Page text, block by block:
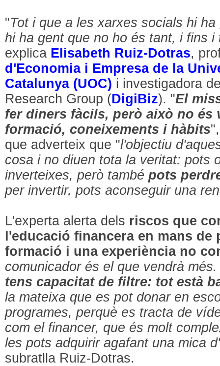
"Tot i que a les xarxes socials hi
hi ha gent que no ho és tant, i fins
explica Elisabeth Ruiz-Dotras,
d'Economia i Empresa de la
Catalunya (UOC) i investigadora
Research Group (DigiBiz). "El
fer diners fàcils, però això no és
formació, coneixements i hàbits
que adverteix que "l'objectiu
cosa i no diuen tota la veritat: pots
inverteixes, però tambépots
per invertir, pots aconseguir una
L'experta alerta dels riscos que
l'educació financera en mans de
formació i una experiència no
comunicador és el que vendrà
tens capacitat de filtre: tot està
la mateixa que es pot donar en
programes, perquè es tracta de
com el financer, que és molt
les pots adquirir agafant una mica
subratlla Ruiz-Dotras.